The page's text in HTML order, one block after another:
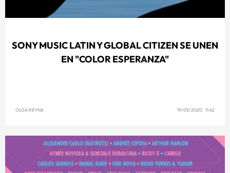
SONY MUSIC LATIN Y GLOBAL CITIZEN SE UNEN
EN "COLOR ESPERANZA"
OLGA REYNA 19/05/2020 11:42